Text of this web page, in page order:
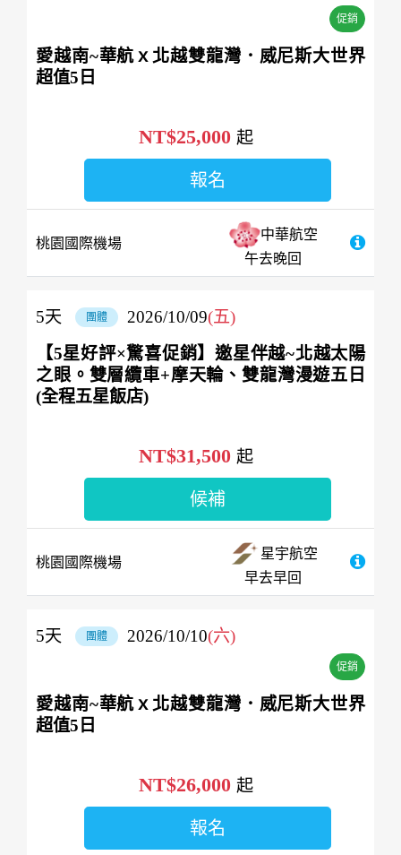
促銷
愛越南~華航ｘ北越雙龍灣．威尼斯大世界
超值5日
桃園國際機場
中華航空
午去晚回
NT$25,000 起
報名
團體 2026/10/09(五)
5天
【5星好評×驚喜促銷】邀星伴越~北越太陽
之眼。雙層纜車+摩天輪、雙龍灣漫遊五日
(全程五星飯店)
桃園國際機場
星宇航空
早去早回
NT$31,500 起
候補
促銷
團體 2026/10/10(六)
5天
愛越南~華航ｘ北越雙龍灣．威尼斯大世界
超值5日
NT$26,000 起
報名